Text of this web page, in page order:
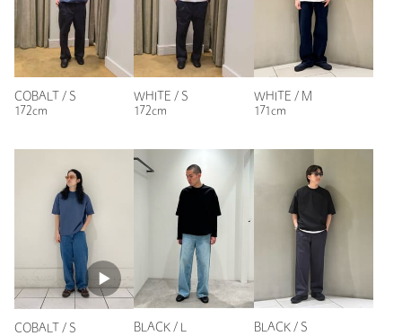
購入サイズ：M
購入カラー：WHITE
購入商品のサイズ感：
ちょうどよい
生地感がコットンライクで使いやすそう。ただサイズはかなり
たり気味。夏場に多用しようと思います。
187cm
普段の着用サイズ：
1人が参考になったと回答
参考になった
COBALT / S
172cm
WHITE / S
172cm
WHITE / M
171cm
COBALT / S
BLACK / L
BLACK / S